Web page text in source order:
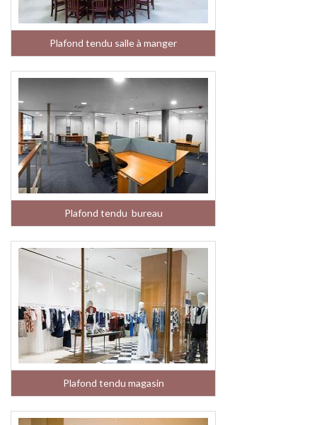
Plafond tendu salle à manger
Plafond tendu bureau
Plafond tendu magasin